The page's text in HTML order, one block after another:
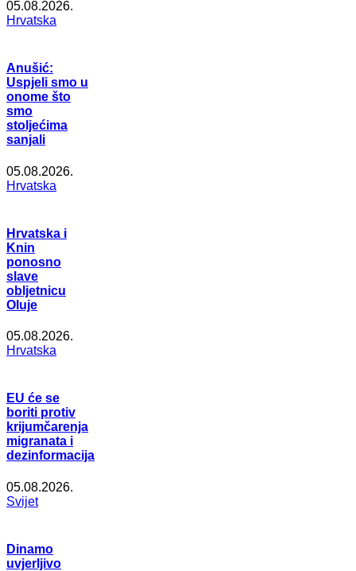
05.08.2026.
Hrvatska
Anušić:
Uspjeli smo u
onome što
smo
stoljećima
sanjali
05.08.2026.
Hrvatska
Hrvatska i
Knin
ponosno
slave
obljetnicu
Oluje
05.08.2026.
Hrvatska
EU će se
boriti protiv
krijumčarenja
migranata i
dezinformacija
05.08.2026.
Svijet
Dinamo
uvjerljivo